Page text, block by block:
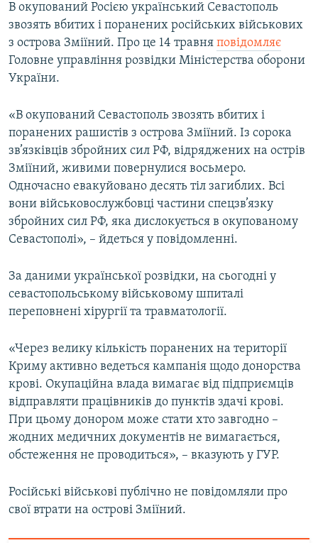
ДОЛУЧАЙСЯ!
Усі сайти RFE/RL
В окупований Росією український Севастополь
звозять вбитих і поранених російських військових
з острова Зміїний. Про це 14 травня повідомляє
Головне управління розвідки Міністерства оборони
України.
«В окупований Севастополь звозять вбитих і
поранених рашистів з острова Зміїний. Із сорока
зв’язківців збройних сил РФ, відряджених на острів
Зміїний, живими повернулися восьмеро.
Одночасно евакуйовано десять тіл загиблих. Всі
вони військовослужбовці частини спецзв’язку
збройних сил РФ, яка дислокується в окупованому
Севастополі», – йдеться у повідомленні.
За даними української розвідки, на сьогодні у
севастопольському військовому шпиталі
переповнені хірургії та травматології.
«Через велику кількість поранених на території
Криму активно ведеться кампанія щодо донорства
крові. Окупаційна влада вимагає від підприємців
відправляти працівників до пунктів здачі крові.
При цьому донором може стати хто завгодно –
жодних медичних документів не вимагається,
обстеження не проводиться», – вказують у ГУР.
Російські військові публічно не повідомляли про
свої втрати на острові Зміїний.